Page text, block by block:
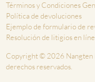
Términos y Condiciones
Política de devoluciones
Ejemplo de formulario de
Resolución de litigios en
Copyright © 2026 Nangten
derechos reservados.